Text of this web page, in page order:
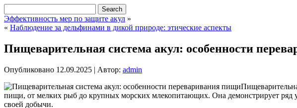
Эффективность мер по защите акул »
« Наблюдение за дельфинами в дикой природе: этические аспекты
Пищеварительная система акул: особенности
Опубликовано 12.09.2025 | Автор: admin
пищи, от мелких рыб до крупных морских млекопитающих. Она демонстрирует ряд
своей добычи.